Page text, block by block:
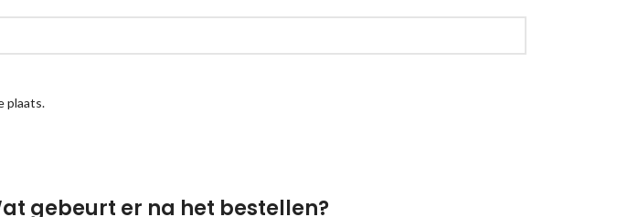
plaats.
gebeurt er na het bestellen?